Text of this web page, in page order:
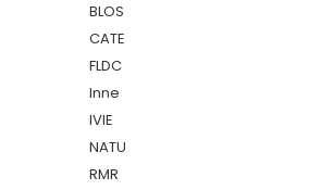
BLOS
CATE
FLDC
Inne
IVIE
NATU
RMR